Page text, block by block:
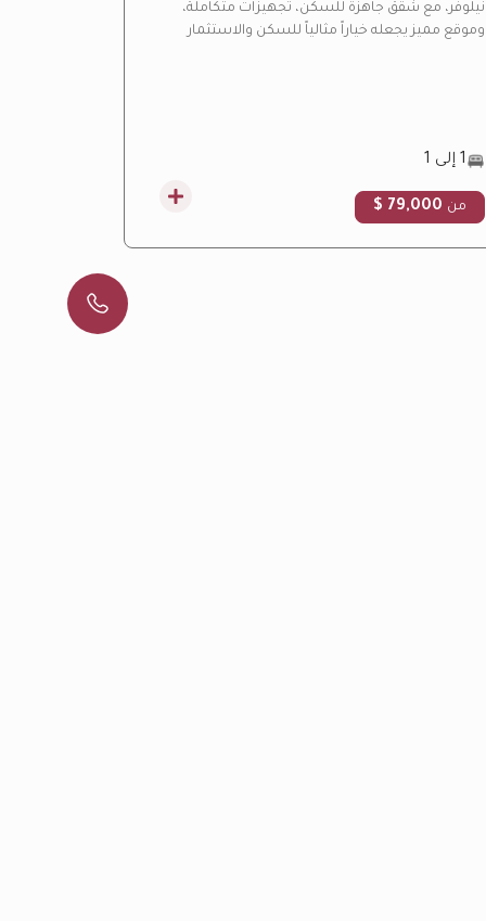
نيلوفر، مع شقق جاهزة للسكن، تجهيزات متكاملة،
وموقع مميز يجعله خياراً مثالياً للسكن والاستثمار
1 إلى 1
من 79,000 $